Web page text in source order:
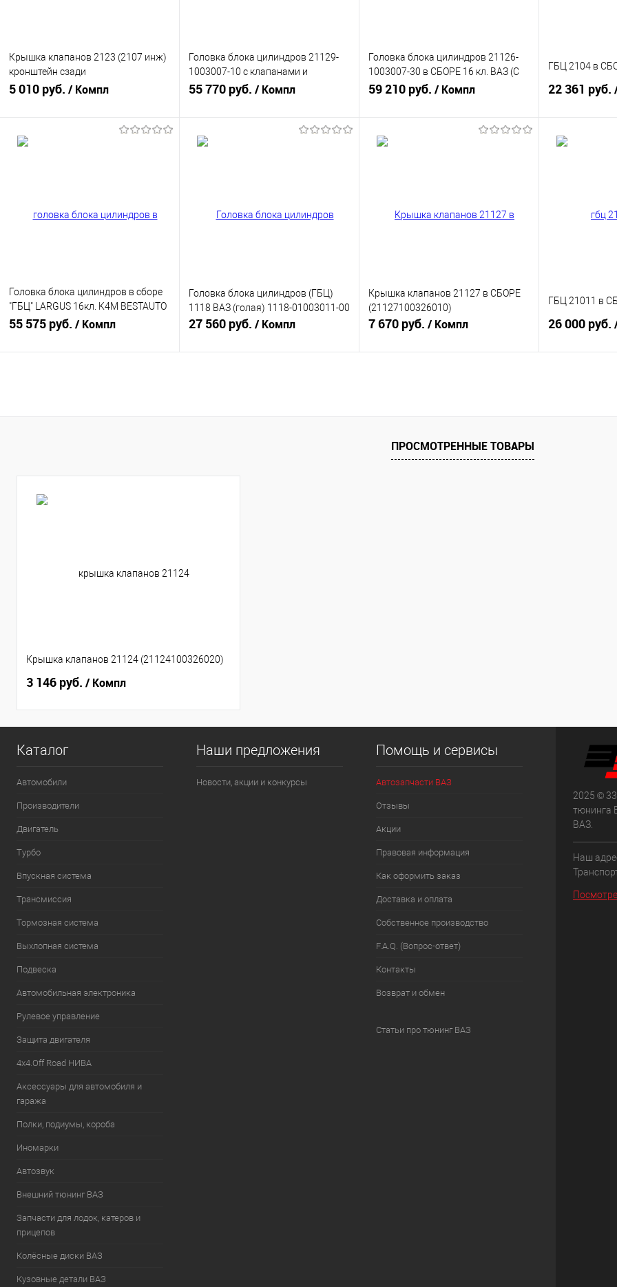
Крышка клапанов 2123 (2107 инж)
кронштейн сзади
(21230100326000)
5 010 руб. / Компл
Головка блока цилиндров 21129-
1003007-10 с клапанами и
толкателями,термостатом в сборе
(без отверстия под датчик
55 770 руб. / Компл
Головка блока цилиндров 21126-
1003007-30 в СБОРЕ 16 кл. ВАЗ (С
РЕЗЬБОЙ ДЛЯ ДАТЧИКА ТЕМП)
59 210 руб. / Компл
ГБЦ 2104 в
22 361 руб.
Головка блока цилиндров в сборе
"ГБЦ" LARGUS 16кл. K4M BESTAUTO
BS100-108
55 575 руб. / Компл
Головка блока цилиндров (ГБЦ)
1118 ВАЗ (голая) 1118-01003011-00
27 560 руб. / Компл
Крышка клапанов 21127 в СБОРЕ
(21127100326010)
7 670 руб. / Компл
ГБЦ 21011 в
26 000 руб.
ПРОСМОТРЕННЫЕ ТОВАРЫ
Крышка клапанов 21124 (21124100326020)
3 146 руб. / Компл
Каталог
Автомобили
Производители
Двигатель
Турбо
Впускная система
Трансмиссия
Тормозная система
Выхлопная система
Подвеска
Автомобильная электроника
Рулевое управление
Защита двигателя
4х4.Off Road НИВА
Аксессуары для автомобиля и
гаража
Полки, подиумы, короба
Иномарки
Автозвук
Внешний тюнинг ВАЗ
Запчасти для лодок, катеров и
прицепов
Колёсные диски ВАЗ
Кузовные детали ВАЗ
Наши предложения
Новости, акции и конкурсы
Помощь и сервисы
Автозапчасти ВАЗ
Отзывы
Акции
Правовая информация
Как оформить заказ
Доставка и оплата
Собственное производство
F.A.Q. (Вопрос-ответ)
Контакты
Возврат и обмен
Статьи про тюнинг ВАЗ
2025 ©
тюнинга
ВАЗ.
Наш